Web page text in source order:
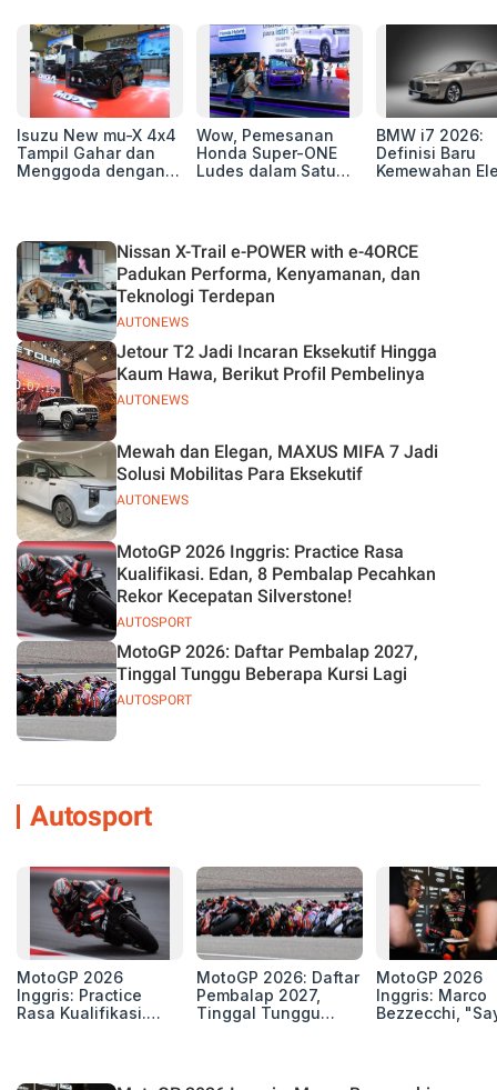
Isuzu New mu-X 4x4
Tampil Gahar dan
Menggoda dengan
Wow, Pemesanan
Honda Super-ONE
Ludes dalam Satu
BMW i7 2026:
Definisi Baru
Kemewahan
AUTONEWS
Nissan X-Trail e-POWER with e-4ORCE
Padukan Performa, Kenyamanan, dan
Teknologi Terdepan
AUTONEWS
Jetour T2 Jadi Incaran Eksekutif Hingga
Kaum Hawa, Berikut Profil Pembelinya
AUTONEWS
Mewah dan Elegan, MAXUS MIFA 7 Jadi
Solusi Mobilitas Para Eksekutif
AUTOSPORT
MotoGP 2026 Inggris: Practice Rasa
Kualifikasi. Edan, 8 Pembalap Pecahkan
Rekor Kecepatan Silverstone!
AUTOSPORT
MotoGP 2026: Daftar Pembalap 2027,
Tinggal Tunggu Beberapa Kursi Lagi
Autosport
MotoGP 2026
Inggris: Practice
Rasa Kualifikasi.
Silverstone!
MotoGP 2026: Daftar
Pembalap 2027,
Tinggal Tunggu
MotoGP 2026
Inggris: Marco
Bezzecchi,